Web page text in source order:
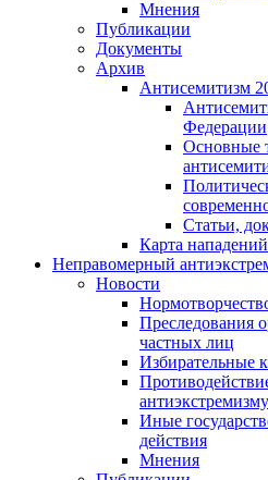
Мнения
Публикации
Документы
Архив
Антисемитизм
Федерации
Основные
Статьи,
Карта
Неправомерный
Новости
Преследования
частных лиц
Избирательные
антиэкстремизму
Иные
действия
Мнения